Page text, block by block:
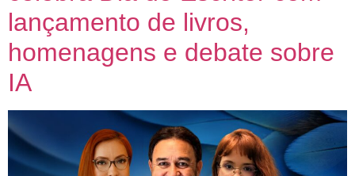
lançamento de livros,
homenagens e debate sobre
IA